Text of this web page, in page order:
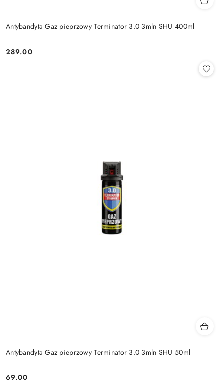
Antybandyta Gaz pieprzowy Terminator 3.0 3mln SHU 400ml
Cena:
289.00
Antybandyta Gaz pieprzowy Terminator 3.0 3mln SHU 50ml
Cena:
69.00